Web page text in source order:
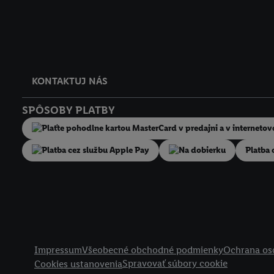
KONTAKTUJ NÁS
SPÔSOBY PLATBY
Na dobierku Platba
ImpressumVšeobecné obchodné podmienkyOchrana
Cookies ustanoveniaSpravovať súbory cookie